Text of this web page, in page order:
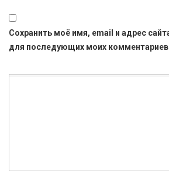
Сохранить моё имя, email и адрес
для последующих моих